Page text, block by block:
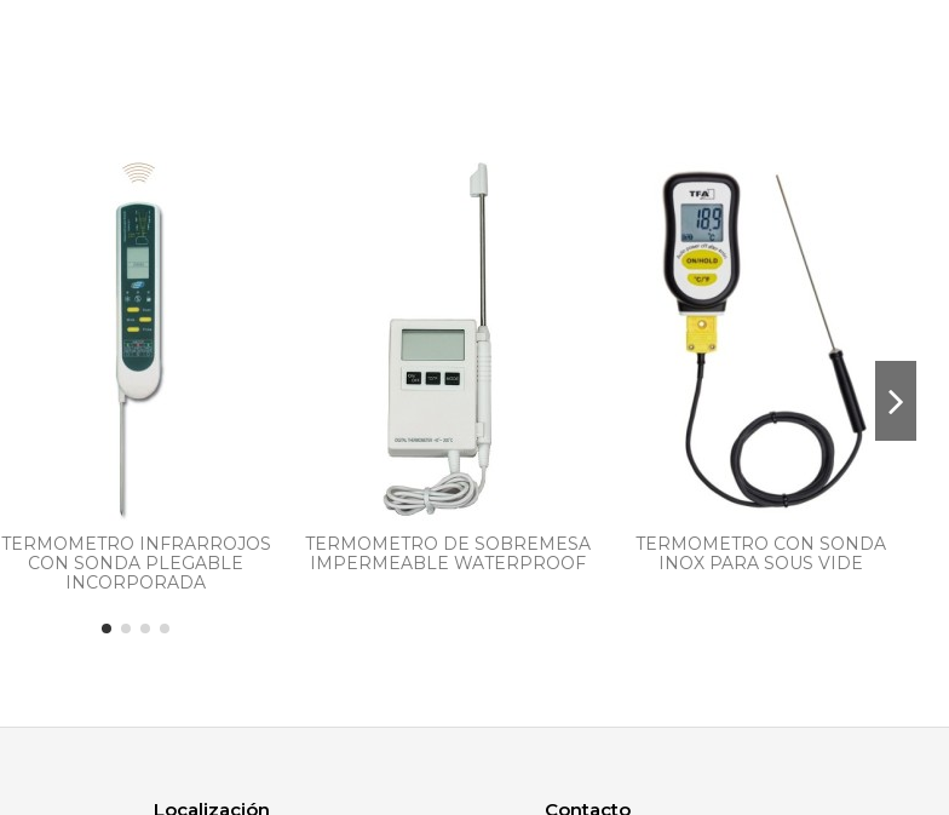
TERMOMETRO INFRARROJOS
CON SONDA PLEGABLE
INCORPORADA
TERMOMETRO DE SOBREMESA
IMPERMEABLE WATERPROOF
TERMOMETRO CON SONDA
INOX PARA SOUS VIDE
Localización Contacto